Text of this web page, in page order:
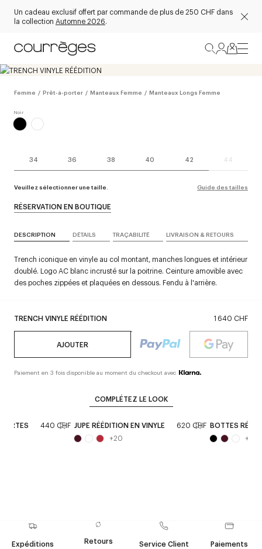
Un cadeau exclusif offert par commande de plus de 250 CHF dans
la collection Automne 2026.
Femme / Prêt-à-porter / Manteaux Femme / Manteaux Longs Femme
34 36 38 40 42 44
Veuillez sélectionner une taille. Guide des tailles
TRENCH VINYLE RÉÉDITION 1 640 CHF
AJOUTER
Paiement en 3 fois disponible au moment du checkout avec
RÉSERVATION EN BOUTIQUE
DESCRIPTION DÉTAILS TRAÇABILITÉ LIVRAISON & RETOURS
Trench iconique en vinyle au col montant, manches longues et intérieur
doublé. Logo AC blanc incrusté sur la poitrine. Ceinture amovible avec
des poches zippées et plaquées en dessous. Fendu à l'arrière.
COMPLÉTEZ LE LOOK
440 CHF JUPE RÉÉDITION EN VINYLE
620 CHF
+20
BOTTES
+
Expéditions
Retours
Service Client
Paiements